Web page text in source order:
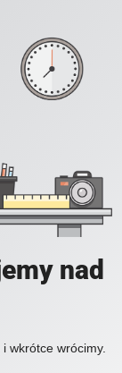
nad
wkrótce wrócimy.